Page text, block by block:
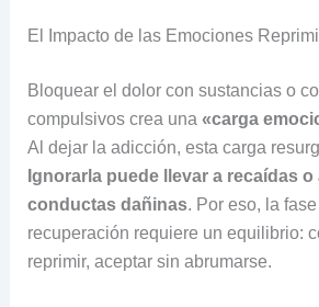
El Impacto de las Emociones
Bloquear el dolor con sustancias o
compulsivos crea una «carga
Al dejar la adicción, esta carga
Ignorarla puede llevar a recaídas o
conductas dañinas. Por eso, la
recuperación requiere un equilibrio:
reprimir, aceptar sin abrumarse.